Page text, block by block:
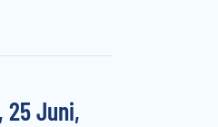
25 Juni,